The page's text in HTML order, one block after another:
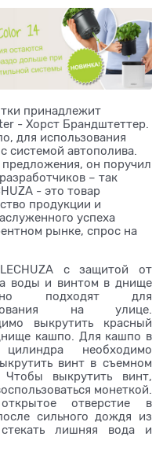
принадлежит
- Хорст Брандштеттер.
для использования
системой автополива.
он поручил
– так
- это товар
продукции и
успеха
рынке, спрос на
с защитой от
воды и винтом в днище
подходят для
на улице.
выкрутить красный
кашпо. Для кашпо в
необходимо
винт в съемном
Чтобы выкрутить винт,
монеткой.
отверстие в
сильного дождя из
лишняя вода и